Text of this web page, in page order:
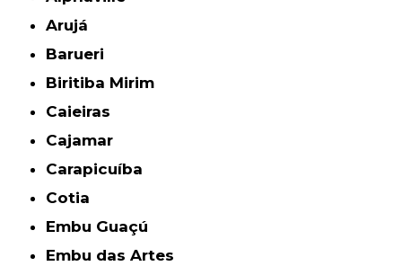
Arujá
Barueri
Biritiba Mirim
Caieiras
Cajamar
Carapicuíba
Cotia
Embu Guaçú
Embu das Artes